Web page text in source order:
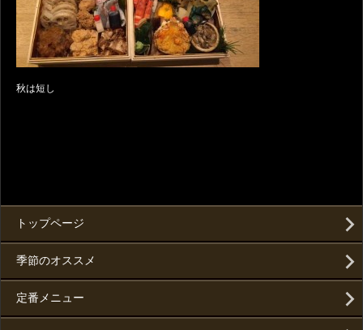
秋は短し
トップページ
季節のオススメ
定番メニュー